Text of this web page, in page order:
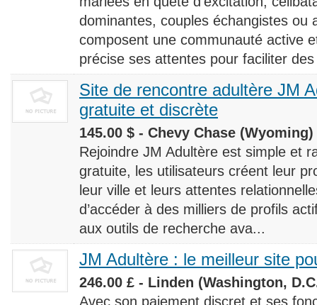
dominantes, couples échangistes ou
composent une communauté active
précise ses attentes pour faciliter
Site de rencontre adultère JM
gratuite et discrète
145.00 $ - Chevy Chase (Wyoming)
Rejoindre JM Adultère est simple et
gratuite, les utilisateurs créent leur
leur ville et leurs attentes
d’accéder à des milliers de profils
aux outils de recherche ava...
JM Adultère : le meilleur site
246.00 £ - Linden (Washington,
Avec son paiement discret et ses